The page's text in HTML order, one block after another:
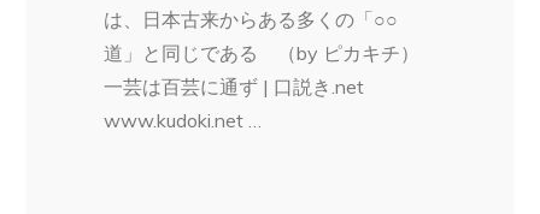
は、日本古来からある多くの「○○
道」と同じである （by ピカキチ）
一芸は百芸に通ず | 口説き.net
www.kudoki.net …